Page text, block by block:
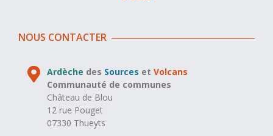
NOUS CONTACTER
Ardèche des Sources etVolcans
Communauté de communes
Château de Blou
12 rue Pouget
07330 Thueyts